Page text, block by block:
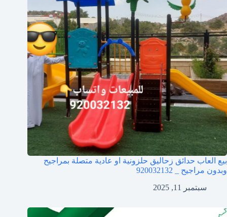
بيع العاب حدائق زحاليق حلزونية او عادية متصلة بمراجيح
وبدون مراجيح _ 920032132
سبتمبر 11, 2025